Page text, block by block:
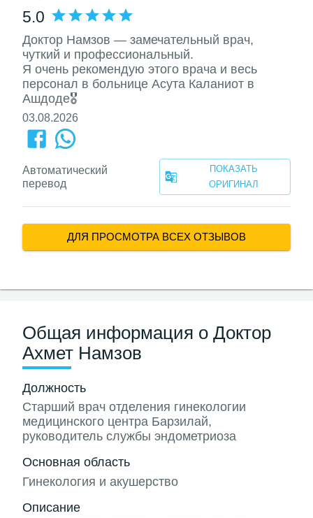
5.0
Доктор Намзов — замечательный врач,
чуткий и профессиональный.
Я очень рекомендую этого врача и весь
персонал в больнице Асута Каланиот в
Ашдоде🎖
03.08.2026
ПОКАЗАТЬ
ОРИГИНАЛ
Автоматический
перевод
ДЛЯ ПРОСМОТРА ВСЕХ ОТЗЫВОВ
Общая информация о Доктор
Ахмет Намзов
Должность
Старший врач отделения гинекологии
медицинского центра Барзилай,
руководитель службы эндометриоза
Основная область
Гинекология и акушерство
Описание